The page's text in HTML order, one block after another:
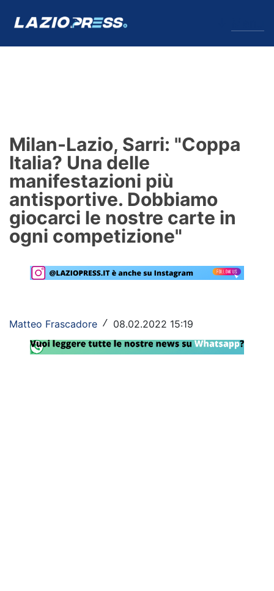
Formello
Infortuni
Primavera
Calciomercato
Lazio Women
Social
Calcio
Milan-Lazio, Sarri: "Coppa
Italia? Una delle
manifestazioni più
antisportive. Dobbiamo
giocarci le nostre carte in
ogni competizione"
Matteo Frascadore / 08.02.2022 15:19